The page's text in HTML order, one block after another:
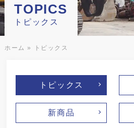
TOPICS
トピックス
ホーム » トピックス
トピックス
新商品